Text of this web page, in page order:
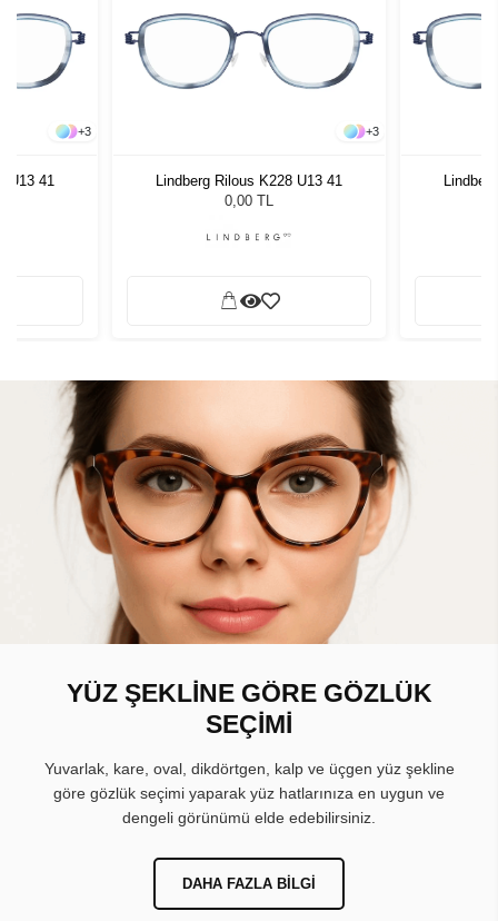
+3
U13 41
+3
Lindberg Rilous K228 U13 41
0,00 TL
YÜZ ŞEKLİNE GÖRE GÖZLÜK
SEÇİMİ
Yuvarlak, kare, oval, dikdörtgen, kalp ve üçgen yüz şekline
göre gözlük seçimi yaparak yüz hatlarınıza en uygun ve
dengeli görünümü elde edebilirsiniz.
DAHA FAZLA BILGI